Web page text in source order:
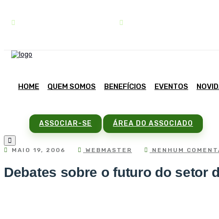
HOME QUEM SOMOS BENEFÍCIOS EVENTOS
ASSOCIAR-SE ÁREA DO ASSOCIADO
MAIO 19, 2006 WEBMASTER NENHUM
Debates sobre o futuro do setor